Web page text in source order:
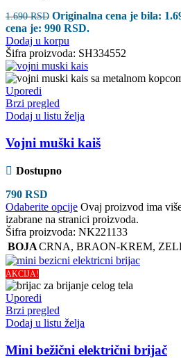
1.690RSD Originalna cena je bila:
cena je: 990 RSD.
Dodaj u korpu
Šifra proizvoda: SH334552
Uporedi
Brzi pregled
Dodaj u listu želja
Vojni muški kaiš
Dostupno
790 RSD
Odaberite opcije Ovaj proizvod ima
izabrane na stranici proizvoda.
Šifra proizvoda: NK221133
BOJACRNA, BRAON-KREM,
AKCIJA!
Uporedi
Brzi pregled
Dodaj u listu želja
Mini bežični električni brijač